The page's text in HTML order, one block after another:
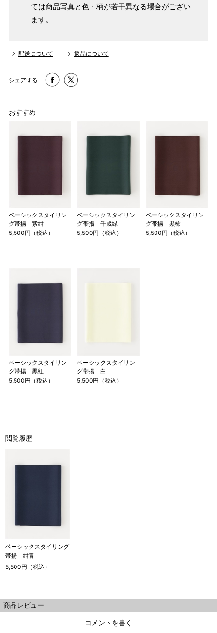
ては商品写真と色・柄が若干異なる場合がござい
ます。
配送について 返品について
シェアする
おすすめ
ベーシックスタイリン
グ帯揚 紫紺
5,500円（税込）
ベーシックスタイリン
グ帯揚 千歳緑
5,500円（税込）
ベーシックスタイリン
グ帯揚 黒柿
5,500円（税込）
ベーシックスタイリン
グ帯揚 黒紅
5,500円（税込）
ベーシックスタイリン
グ帯揚 白
5,500円（税込）
閲覧履歴
ベーシックスタイリング
帯揚 紺青
5,500円（税込）
商品レビュー
コメントを書く